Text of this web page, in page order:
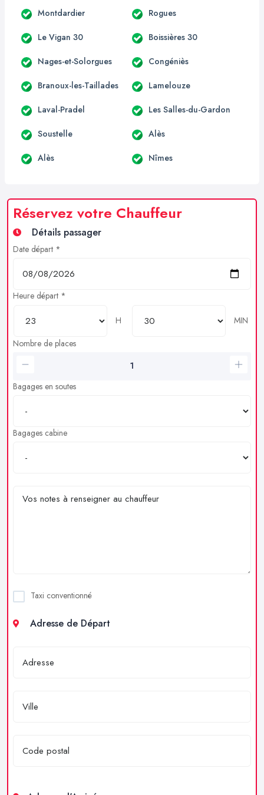
Montdardier Rogues
Le Vigan 30 Boissières 30
Nages-et-Solorgues Congéniès
Branoux-les-Taillades Lamelouze
Laval-Pradel Les Salles-du-Gardon
Soustelle Alès
Alès Nîmes
Réservez votre Chauffeur
Détails passager
Date départ *
Heure départ *
H
MIN
Nombre de places
Bagages en soutes
Bagages cabine
Taxi conventionné
Adresse de Départ